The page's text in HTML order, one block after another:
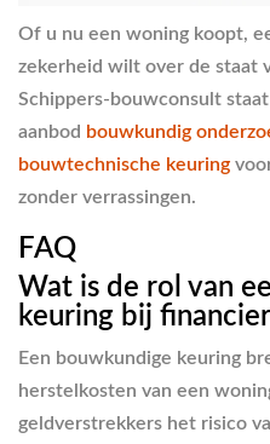
Of u nu een woning koopt,
zekerheid wilt over de staat
Schippers-bouwconsult
aanbod bouwkundig
bouwtechnische keuring
zonder verrassingen.
FAQ
Wat is de rol van
keuring bij
Een bouwkundige keuring
herstelkosten van een
geldverstrekkers het risico